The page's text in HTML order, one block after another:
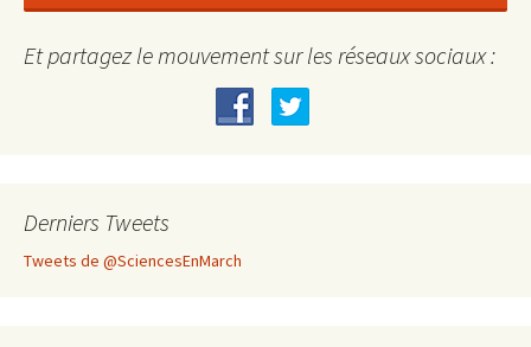
Et partagez le mouvement sur les réseaux sociaux :
Derniers Tweets
Tweets de @SciencesEnMarch